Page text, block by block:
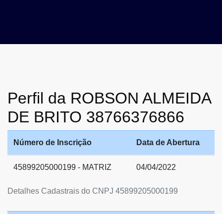
Perfil da ROBSON ALMEIDA
DE BRITO 38766376866
Detalhes Cadastrais do CNPJ 45899205000199
Número de Inscrição Data de Abertura
45899205000199 - MATRIZ 04/04/2022